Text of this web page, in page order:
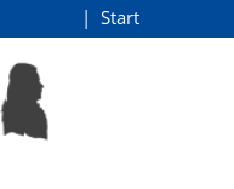
Start